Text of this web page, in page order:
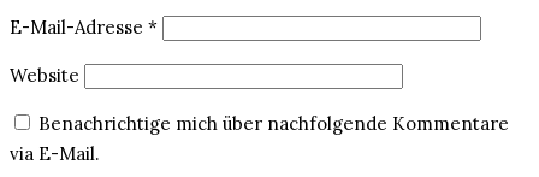
E-Mail-Adresse *
Website
Benachrichtige mich über nachfolgende Kommentare
via E-Mail.